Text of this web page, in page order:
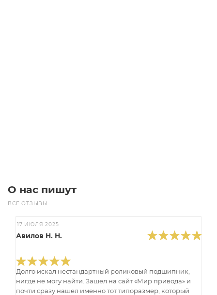
О нас пишут
ВСЕ ОТЗЫВЫ
17 ИЮЛЯ 2025
Авилов Н. Н.
Долго искал нестандартный роликовый подшипник,
нигде не могу найти. Зашел на сайт «Мир привода» и
почти сразу нашел именно тот типоразмер, который